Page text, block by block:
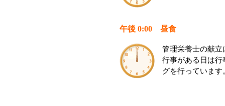
午後 0:00 昼食
管理栄養士の献
行事がある日は
グを行っています